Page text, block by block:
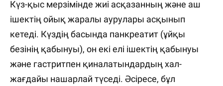
Күз-қыс мерзімінде жиі асқазанның және аш
ішектің ойық жаралы аурулары асқынып
кетеді. Күздің басында панкреатит (ұйқы
безінің қабынуы), он екі елі ішектің қабынуы
және гастритпен қиналатындардың хал-
жағдайы нашарлай түседі. Әсіресе, бұл